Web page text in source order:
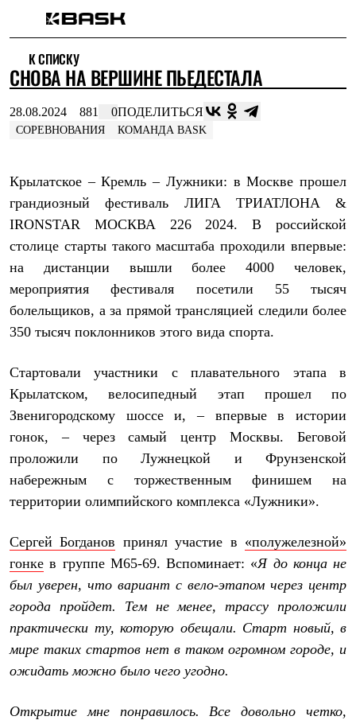
Интернет-магазин
Мужская одежда
Утепленная пухом
Куртки
Брюки
Жилеты
Куртки
Штормовая одежда
Куртки
Брюки
Софтшелл одежда
Куртки
Брюки
Куртки
Брюки
Теплое термобелье
Среднее термобелье
Легкое термобелье
Лёгкая одежда
Футболки
Толстовки
Брюки
Шорты
Женская одежда
Куртки
Брюки
Жилеты
Утепленная синтетикой
Куртки
Штормовая одежда
Куртки
Софтшелл одежда
Куртки
Лёгкая одежда
К СПИСКУ
СНОВА НА ВЕРШИНЕ ПЬЕДЕСТАЛА
28.08.2024 881 0ПОДЕЛИТЬСЯ
СОРЕВНОВАНИЯ КОМАНДА BASK
Крылатское – Кремль – Лужники: в Москве прошел
грандиозный фестиваль ЛИГА ТРИАТЛОНА &
IRONSTAR МОСКВА 226 2024. В российской
столице старты такого масштаба проходили впервые:
на дистанции вышли более 4000 человек,
мероприятия фестиваля посетили 55 тысяч
болельщиков, а за прямой трансляцией следили более
350 тысяч поклонников этого вида спорта.
Стартовали участники с плавательного этапа в
Крылатском, велосипедный этап прошел по
Звенигородскому шоссе и, – впервые в истории
гонок, – через самый центр Москвы. Беговой
проложили по Лужнецкой и Фрунзенской
набережным с торжественным финишем на
территории олимпийского комплекса «Лужники».
Сергей Богданов принял участие в «полужелезной»
гонке в группе М65-69. Вспоминает: «Я до конца не
был уверен, что вариант с вело-этапом через центр
города пройдет. Тем не менее, трассу проложили
практически ту, которую обещали. Старт новый, в
мире таких стартов нет в таком огромном городе, и
ожидать можно было чего угодно.
Открытие мне понравилось. Все довольно четко,